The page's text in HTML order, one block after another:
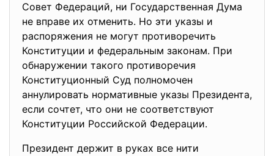
Совет Федераций, ни Государственная Дума
не вправе их отменить. Но эти указы и
распоряжения не могут противоречить
Конституции и федеральным законам. При
обнаружении такого противоречия
Конституционный Суд полномочен
аннулировать нормативные указы Президента,
если сочтет, что они не соответствуют
Конституции Российской Федерации.
Президент держит в руках все нити